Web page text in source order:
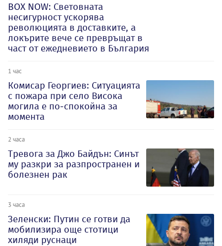
BOX NOW: Световната
несигурност ускорява
революцията в доставките, а
локърите вече се превръщат в
част от ежедневието в България
1 час
Комисар Георгиев: Ситуацията
с пожара при село Висока
могила е по-спокойна за
момента
2 часа
Тревога за Джо Байдън: Синът
му разкри за разпространен и
болезнен рак
3 часа
Зеленски: Путин се готви да
мобилизира още стотици
хиляди руснаци